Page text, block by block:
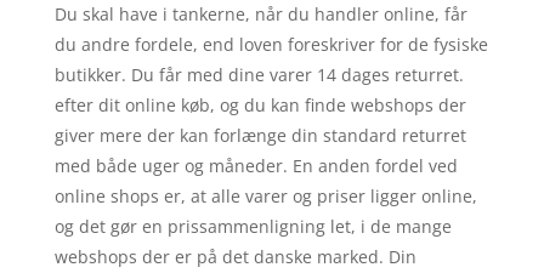
Du skal have i tankerne, når du handler online, får
du andre fordele, end loven foreskriver for de fysiske
butikker. Du får med dine varer 14 dages returret.
efter dit online køb, og du kan finde webshops der
giver mere der kan forlænge din standard returret
med både uger og måneder. En anden fordel ved
online shops er, at alle varer og priser ligger online,
og det gør en prissammenligning let, i de mange
webshops der er på det danske marked. Din